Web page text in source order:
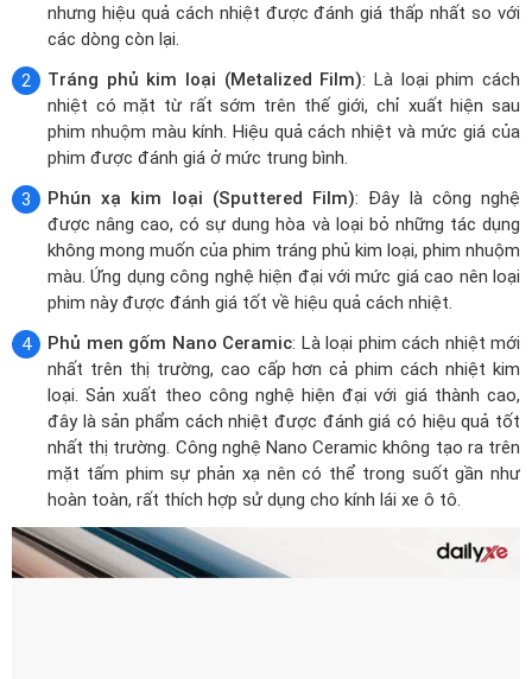
nhưng hiệu quả cách nhiệt được đánh giá thấp nhất so với
các dòng còn lại.
Tráng phủ kim loại (Metalized Film): Là loại phim cách
nhiệt có mặt từ rất sớm trên thế giới, chỉ xuất hiện sau
phim nhuộm màu kính. Hiệu quả cách nhiệt và mức giá của
phim được đánh giá ở mức trung bình.
Phún xạ kim loại (Sputtered Film): Đây là công nghệ
được nâng cao, có sự dung hòa và loại bỏ những tác dụng
không mong muốn của phim tráng phủ kim loại, phim nhuộm
màu. Ứng dụng công nghệ hiện đại với mức giá cao nên loại
phim này được đánh giá tốt về hiệu quả cách nhiệt.
Phủ men gốm Nano Ceramic: Là loại phim cách nhiệt mới
nhất trên thị trường, cao cấp hơn cả phim cách nhiệt kim
loại. Sản xuất theo công nghệ hiện đại với giá thành cao,
đây là sản phẩm cách nhiệt được đánh giá có hiệu quả tốt
nhất thị trường. Công nghệ Nano Ceramic không tạo ra trên
mặt tấm phim sự phản xạ nên có thể trong suốt gần như
hoàn toàn, rất thích hợp sử dụng cho kính lái xe ô tô.